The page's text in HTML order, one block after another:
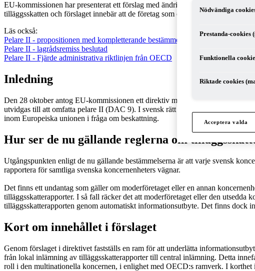
EU-kommissionen har presenterat ett förslag med ändringar i direktivet om
tilläggsskatten och förslaget innebär att de företag som omfattas av reglerna
Läs också:
Pelare II - propositionen med kompletterande bestämmelser
Pelare II - lagrådsremiss beslutad
Pelare II - Fjärde administrativa riktlinjen från OECD
Inledning
Den 28 oktober antog EU-kommissionen ett direktiv med förslag på
utvidgas till att omfatta pelare II (DAC 9). I svensk rätt motsvaras direktivet
inom Europeiska unionen i fråga om beskattning.
Hur ser de nu gällande reglerna om
Utgångspunkten enligt de nu gällande bestämmelserna är att varje svensk
rapportera för samtliga svenska koncernenheters vägnar.
Det finns ett undantag som gäller om moderföretaget eller en annan
tilläggsskatterapporter. I så fall räcker det att moderföretaget eller den utsedda
tilläggsskatterapporten genom automatiskt informationsutbyte. Det finns dock
Kort om innehållet i förslaget
Genom förslaget i direktivet fastställs en ram för att underlätta
från lokal inlämning av tilläggsskatterapporter till central inlämning. Detta
roll i den multinationella koncernen, i enlighet med OECD:s ramverk. I korthet
Nödvändiga
Prestanda-cookies
Funktionella
Riktade cookies
Acceptera valda